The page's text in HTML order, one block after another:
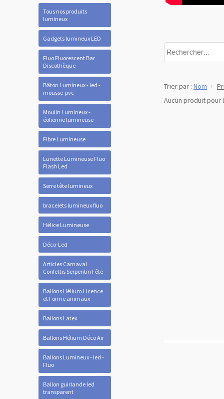
Tous nos produits
lumineux
Gadgets lumineux LED
Fluo Fluorescent Bar
Discothèque
Bâton Lumineux - led -
mousse-pvc
Moulin Lumineux -
éolienne lumineuse
Fibre Lumineuse
Lunette Lumineuse Fluo
Flash Led
Serre tête lumineux
bracelets lumineux fluo
Hélice Lumineuse
Déco-Led
Articles Carnaval
Confettis Serpentin Fête
Ballons Hélium Licence
et Forme animaux
Ballons Latex
Ballons Hélium Déco Air
Ballons Lumineux - led -
Fluo
Ballon guirlande led
transparent
Trier par : Nom -
Aucun produit pour